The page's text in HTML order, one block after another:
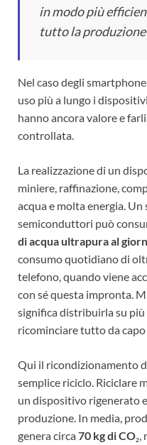
in modo più
tutto la
Nel caso degli
uso più a lungo i
hanno ancora valore e
controllata.
La realizzazione di un
miniere, raffinazione,
acqua e molta energia.
semiconduttori può
di acqua ultrapura al
consumo quotidiano di
telefono, quando viene
con sé questa impronta.
significa distribuirla su più
ricominciare tutto da capo
Qui il ricondizionamento
semplice riciclo. Riciclare
un dispositivo rigenerato
produzione. In media,
genera circa70 kg di CO₂